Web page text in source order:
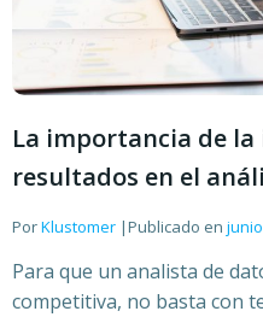
La importancia de
resultados en el
PorKlustomer |Publicado en
Para que un analista de
competitiva, no basta con